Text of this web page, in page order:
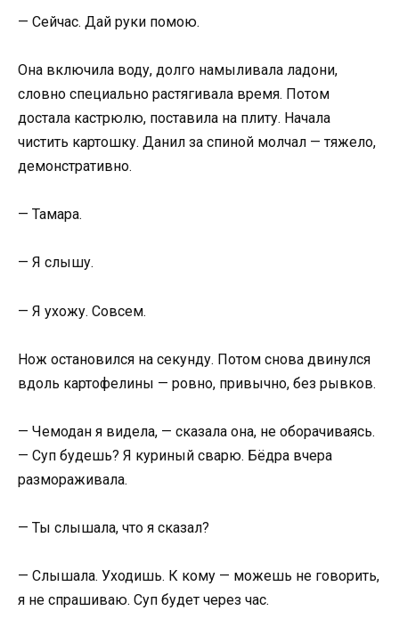
— Сейчас. Дай руки помою.
Она включила воду, долго намыливала ладони,
словно специально растягивала время. Потом
достала кастрюлю, поставила на плиту. Начала
чистить картошку. Данил за спиной молчал — тяжело,
демонстративно.
— Тамара.
— Я слышу.
— Я ухожу. Совсем.
Нож остановился на секунду. Потом снова двинулся
вдоль картофелины — ровно, привычно, без рывков.
— Чемодан я видела, — сказала она, не оборачиваясь.
— Суп будешь? Я куриный сварю. Бёдра вчера
размораживала.
— Ты слышала, что я сказал?
— Слышала. Уходишь. К кому — можешь не говорить,
я не спрашиваю. Суп будет через час.